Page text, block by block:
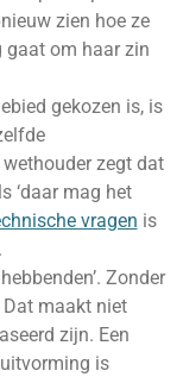
zien hoe ze
gaat om haar zin
gekozen is, is
zegt dat
‘daar mag het
vragen is
Zonder
maakt niet
zijn. Een
is